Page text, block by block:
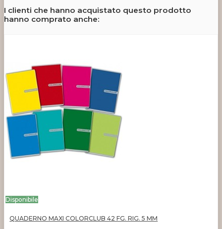
I clienti che hanno acquistato questo prodotto
hanno comprato anche:
Disponibile
QUADERNO MAXI COLORCLUB 42 FG. RIG. 5 MM